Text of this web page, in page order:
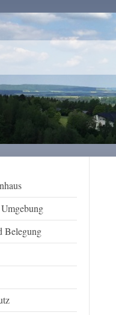
Belegung